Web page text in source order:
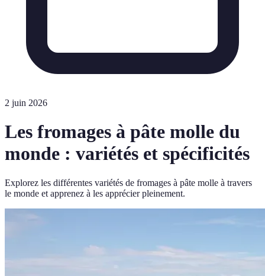
2 juin 2026
Les fromages à pâte molle du
monde : variétés et spécificités
Explorez les différentes variétés de fromages à pâte molle à travers
le monde et apprenez à les apprécier pleinement.